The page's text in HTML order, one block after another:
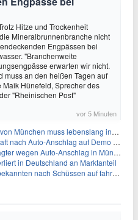
Hitze und Trockenheit
Mineralbrunnenbranche nicht
Engpässen bei
"Branchenweite
erwarten wir nicht.
muss an den heißen Tagen auf
Hünefeld, Sprecher des
"Rheinischen Post"
vor 5 Minuten
muss lebenslang ins Gefängnis
Auto-Anschlag auf Demo in München
Anschlag in München zu lebenslanger Haft verurteilt
in Deutschland an Marktanteil
nach Schüssen auf fahrendes Auto